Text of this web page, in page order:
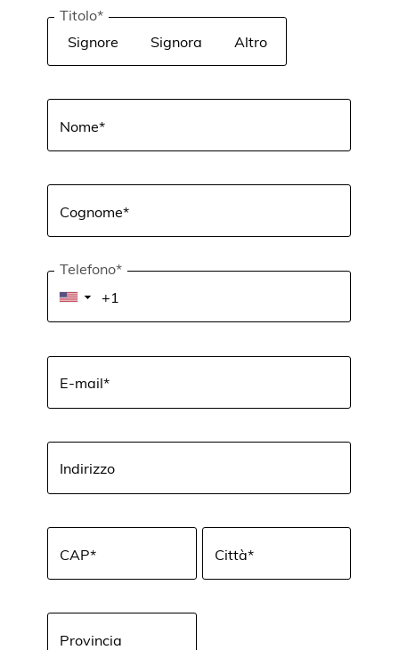
Gasolio da riscaldamento
Cetamax
HVO eco diesel
Diesel
Energia KOSI
Titolo*
Signore
Signora Altro
Nome*
Cognome*
Telefono*
▼
E-mail*
Indirizzo
CAP* Città*
Provincia